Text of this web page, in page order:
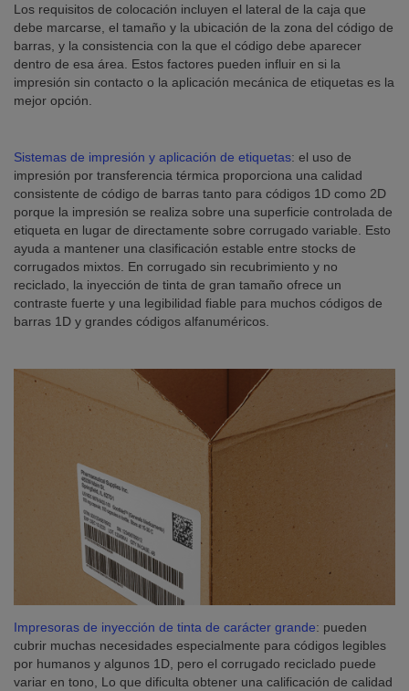
Los requisitos de colocación incluyen el lateral de la caja que
debe marcarse, el tamaño y la ubicación de la zona del código de
barras, y la consistencia con la que el código debe aparecer
dentro de esa área. Estos factores pueden influir en si la
impresión sin contacto o la aplicación mecánica de etiquetas es la
mejor opción.
Sistemas de impresión y aplicación de etiquetas: el uso de
impresión por transferencia térmica proporciona una calidad
consistente de código de barras tanto para códigos 1D como 2D
porque la impresión se realiza sobre una superficie controlada de
etiqueta en lugar de directamente sobre corrugado variable. Esto
ayuda a mantener una clasificación estable entre stocks de
corrugados mixtos. En corrugado sin recubrimiento y no
reciclado, la inyección de tinta de gran tamaño ofrece un
contraste fuerte y una legibilidad fiable para muchos códigos de
barras 1D y grandes códigos alfanuméricos.
Impresoras de inyección de tinta de carácter grande: pueden
cubrir muchas necesidades especialmente para códigos legibles
por humanos y algunos 1D, pero el corrugado reciclado puede
variar en tono, Lo que dificulta obtener una calificación de calidad